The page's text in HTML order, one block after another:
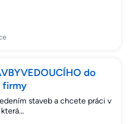
do
firmy
staveb a chcete práci v